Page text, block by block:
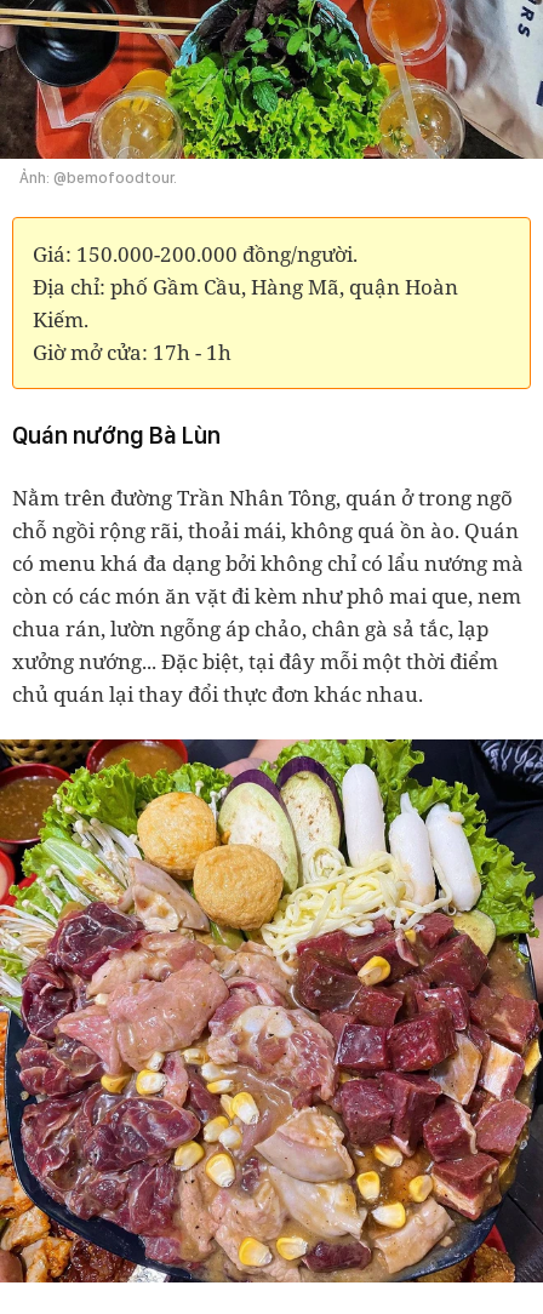
Ảnh: @bemofoodtour.
Giá: 150.000-200.000 đồng/người.
Địa chỉ: phố Gầm Cầu, Hàng Mã, quận Hoàn
Kiếm.
Giờ mở cửa: 17h - 1h
Quán nướng Bà Lùn
Nằm trên đường Trần Nhân Tông, quán ở trong ngõ
chỗ ngồi rộng rãi, thoải mái, không quá ồn ào. Quán
có menu khá đa dạng bởi không chỉ có lẩu nướng mà
còn có các món ăn vặt đi kèm như phô mai que, nem
chua rán, lườn ngỗng áp chảo, chân gà sả tắc, lạp
xưởng nướng... Đặc biệt, tại đây mỗi một thời điểm
chủ quán lại thay đổi thực đơn khác nhau.